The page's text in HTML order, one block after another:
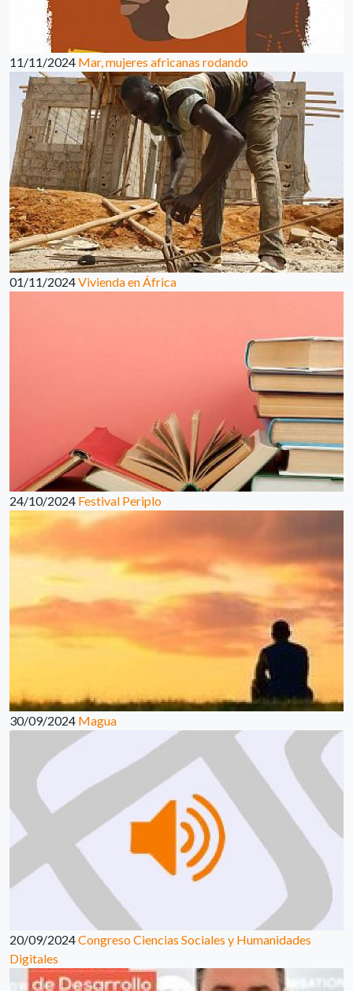
11/11/2024 Mar, mujeres africanas rodando
01/11/2024Vivienda en África
24/10/2024 Festival Periplo
30/09/2024 Magua
20/09/2024Congreso Ciencias Sociales y Humanidades
Digitales